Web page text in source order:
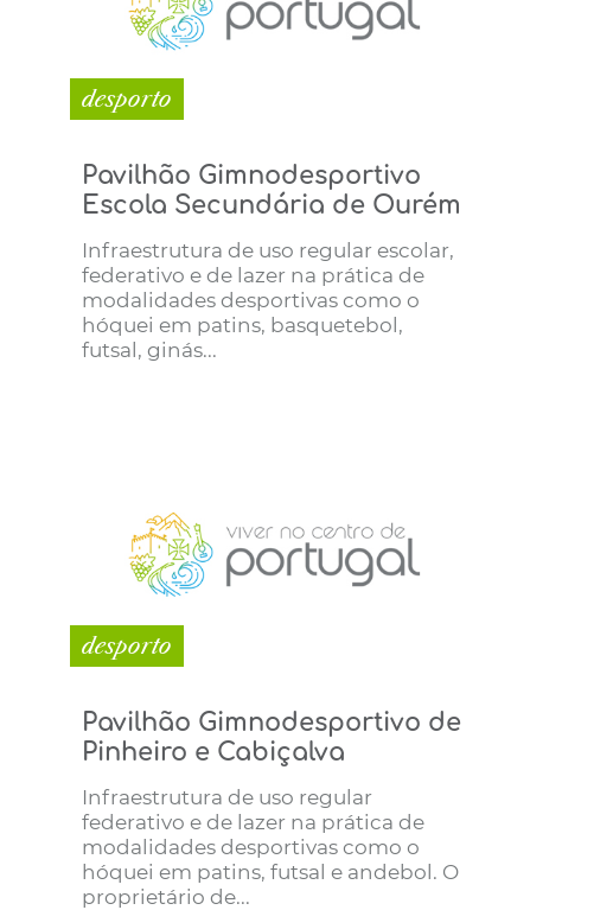
desporto
Pavilhão Gimnodesportivo
Escola Secundária de Ourém
Infraestrutura de uso regular escolar,
federativo e de lazer na prática de
modalidades desportivas como o
hóquei em patins, basquetebol,
futsal, ginás...
desporto
Pavilhão Gimnodesportivo de
Pinheiro e Cabiçalva
Infraestrutura de uso regular
federativo e de lazer na prática de
modalidades desportivas como o
hóquei em patins, futsal e andebol. O
proprietário de...